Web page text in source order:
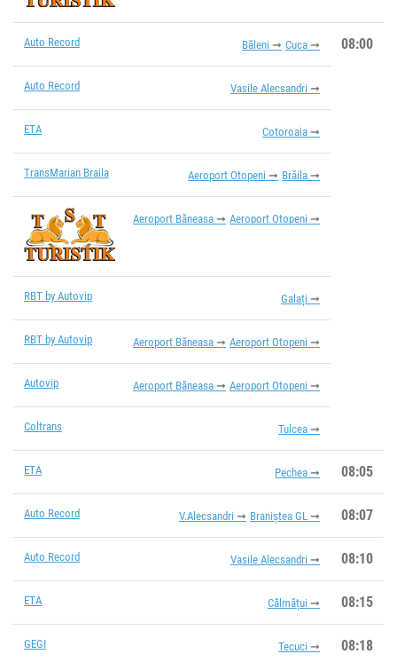
Auto Record Băleni Cuca 08:00
Auto Record Vasile Alecsandri
ETA Cotoroaia
TransMarian Braila Aeroport Otopeni Brăila
Aeroport Băneasa Aeroport Otopeni
RBT by Autovip Galați
RBT by Autovip Aeroport Băneasa Aeroport Otopeni
Autovip Aeroport Băneasa Aeroport Otopeni
Coltrans Tulcea
ETA Pechea 08:05
Auto Record V.Alecsandri Braniștea GL 08:07
Auto Record Vasile Alecsandri 08:10
ETA Călmățui 08:15
GEGI Tecuci 08:18